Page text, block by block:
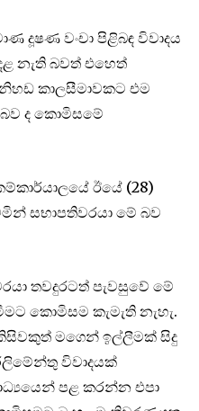
දූෂණ වංචා පිළිබඳ විවාදය
නැති බවත් එහෙත්
නිහඩ කාලසීමාවකට එම
බව ද කොමිසමේ
ඊයේ (28)
සභාපතිවරයා මේ බව
තවදුරටත් පැවසුවේ මේ
කොමිසම කැමැති නැහැ.
මගෙන් ඉල්ලීමක් සිදු
විවාදයක්
පළ කරන්න එපා